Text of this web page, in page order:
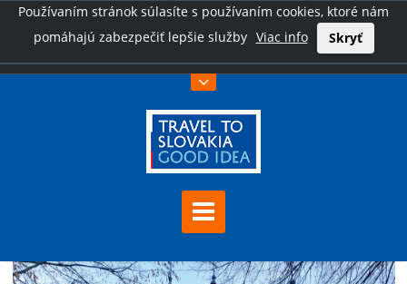
Používaním stránok súlasíte s používaním cookies, ktoré nám
pomáhajú zabezpečiť lepšie služby Viac info Skryť